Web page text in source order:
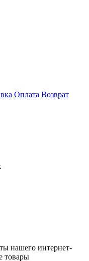
Оплата Возврат
нашего интернет-
товары